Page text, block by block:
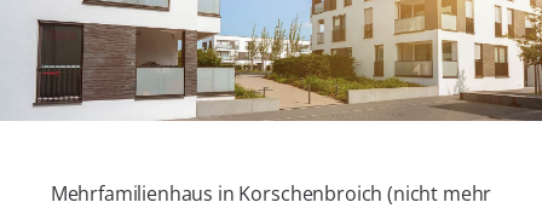
Mehrfamilienhaus in Korschenbroich (nicht mehr